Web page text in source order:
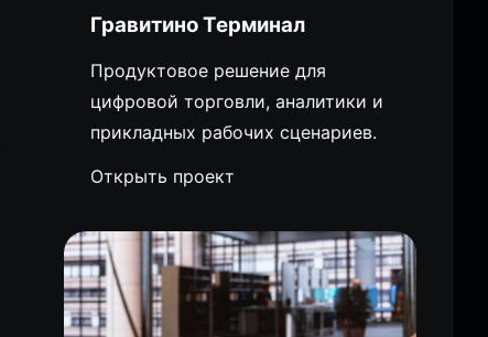
Гравитино Терминал
Продуктовое решение для
цифровой торговли, аналитики и
прикладных рабочих сценариев.
Открыть проект